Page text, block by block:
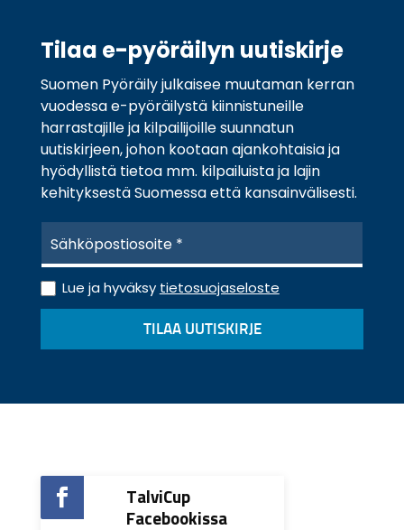
Tilaa e-pyöräilyn uutiskirje
Suomen Pyöräily julkaisee muutaman kerran
vuodessa e-pyöräilystä kiinnistuneille
harrastajille ja kilpailijoille suunnatun
uutiskirjeen, johon kootaan ajankohtaisia ja
hyödyllistä tietoa mm. kilpailuista ja lajin
kehityksestä Suomessa että kansainvälisesti.
h
k
ö
s
*
T
i
o
o
e
o
Lue ja hyväksy tietosuojaseloste
TILAA UUTISKIRJE

TalviCup
Facebookissa